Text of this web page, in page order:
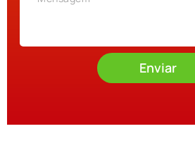
Enviar